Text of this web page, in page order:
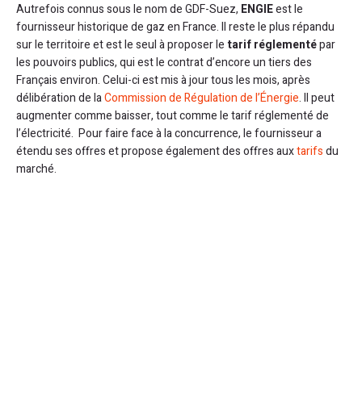
Autrefois connus sous le nom de GDF-Suez, ENGIEest le
fournisseur historique de gaz en France. Il reste le plus répandu
sur le territoire et est le seul à proposer le tarif réglementépar
les pouvoirs publics, qui est le contrat d’encore un tiers des
Français environ. Celui-ci est mis à jour tous les mois, après
délibération de laCommission de Régulation de l’Énergie. Il peut
augmenter comme baisser, tout comme le tarif réglementé de
l’électricité. Pour faire face à la concurrence, le fournisseur a
étendu ses offres et propose également des offres auxtarifsdu
marché.